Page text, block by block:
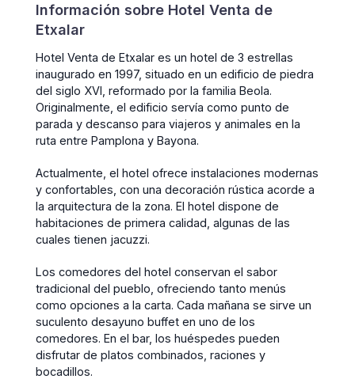
Información sobre Hotel Venta de
Etxalar
Hotel Venta de Etxalar es un hotel de 3 estrellas
inaugurado en 1997, situado en un edificio de piedra
del siglo XVI, reformado por la familia Beola.
Originalmente, el edificio servía como punto de
parada y descanso para viajeros y animales en la
ruta entre Pamplona y Bayona.
Actualmente, el hotel ofrece instalaciones modernas
y confortables, con una decoración rústica acorde a
la arquitectura de la zona. El hotel dispone de
habitaciones de primera calidad, algunas de las
cuales tienen jacuzzi.
Los comedores del hotel conservan el sabor
tradicional del pueblo, ofreciendo tanto menús
como opciones a la carta. Cada mañana se sirve un
suculento desayuno buffet en uno de los
comedores. En el bar, los huéspedes pueden
disfrutar de platos combinados, raciones y
bocadillos.